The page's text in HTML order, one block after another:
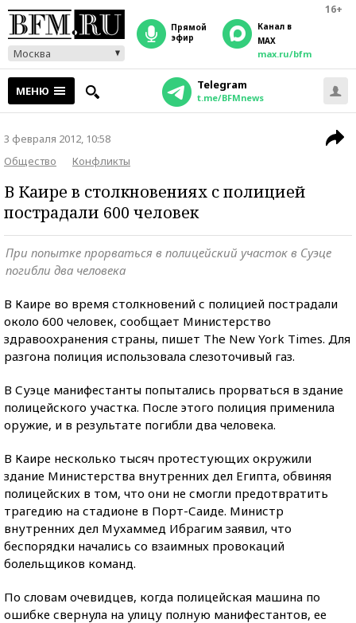
16+
Москва
прямой
эфир
Канал в
MAX
max.ru/bfm
МЕНЮ Telegram
t.me/BFMnews
3 февраля 2012, 10:58
Общество
Конфликты
В Каире в столкновениях с полицией
пострадали 600 человек
При попытке прорваться в полицейский участок в Суэце
погибли два человека
В Каире во время столкновений с полицией пострадали
около 600 человек, сообщает Министерство
здравоохранения страны, пишет The New York Times. Для
разгона полиция использовала слезоточивый газ.
В Суэце манифестанты попытались прорваться в здание
полицейского участка. После этого полиция применила
оружие, и в результате погибли два человека.
В Каире несколько тысяч протестующих окружили
здание Министерства внутренних дел Египта, обвиняя
полицейских в том, что они не смогли предотвратить
трагедию на стадионе в Порт-Саиде. Министр
внутренних дел Мухаммед Ибрагим заявил, что
беспорядки начались со взаимных провокаций
болельщиков команд.
По словам очевидцев, когда полицейская машина по
ошибке свернула на улицу полную манифестантов, ее